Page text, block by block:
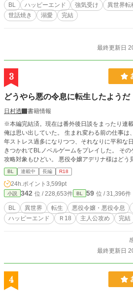
BL ハッピーエンド 強気受け 異世界転
世話焼き
溺愛 完結
最終更新日
3
どうやら悪の令息に転生したようだ
日村透
書籍情報
※本編完結済。現在は番外後日談をまったり連載中。 高熱にうなされ
俺は思い出していた。 生まれ変わる前の仕事は
年ストレス過多になりつつ、それなりに平和な
きつかれてBLノベルゲームをプレイした。 その
攻略対象もひどい。 悪役令嬢アデリナ様はどう
息リシェルも救いがなさ過ぎる。 「こいつら
して語り合っていたら、なんとアデリナ様の弟
に。 ――拝啓 妹よ。我らの望みが叶う時が来た
シェルを悲劇の運命から助け出し、元凶どもを
BL 連載中 長編 R18
24h.ポイント 3,599pt
小説 342 位 / 228,653件 BL 59 位 / 31,396件
BL 異世界 転生 悪役令嬢・悪役令息
ハッピーエンド
Ｒ18 主人公攻め 完結
最終更新日
4